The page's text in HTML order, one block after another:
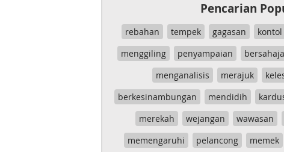
Pencarian
rebahan tempek gagasan kontol
menggiling
penyampaian bersahaja
menganalisis
merajuk
berkesinambungan
mendidih
merekah
wejangan wawasan
memengaruhi
pelancong memek